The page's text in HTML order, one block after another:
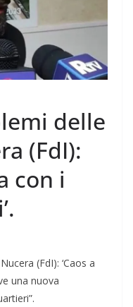
delle
(FdI):
con i
(FdI): ‘Caos a
una nuova